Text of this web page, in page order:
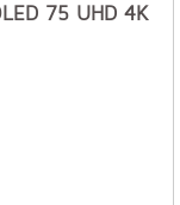
75 UHD 4K